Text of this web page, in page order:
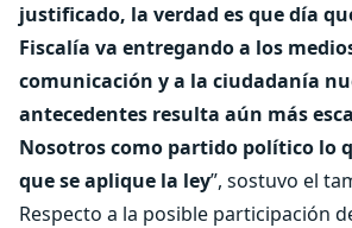
justificado, la verdad es que día
Fiscalía va entregando a los
comunicación y a la ciudadanía
antecedentes resulta aún más
Nosotros como partido político lo
que se aplique la ley”, sostuvo el
Respecto a la posible participación